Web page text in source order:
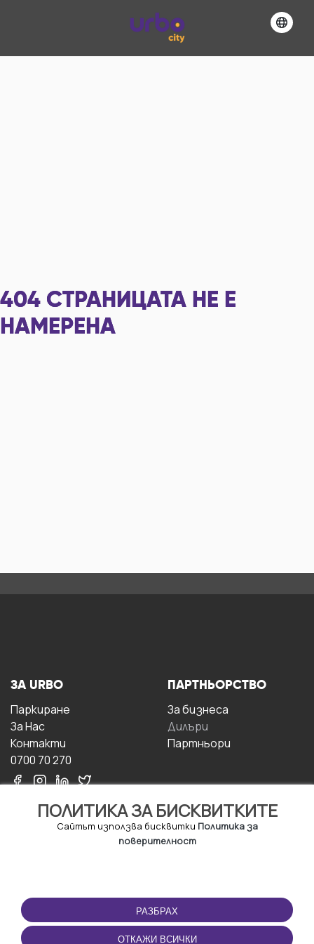
404 СТРАНИЦАТА НЕ Е
НАМЕРЕНА
ПОЛИТИКА ЗА БИСКВИТКИТЕ
Сайтът използва бисквитки Политика за
поверителност
РАЗБРАХ
ОТКАЖИ ВСИЧКИ
ЗА URBO
Паркиране
За Hас
Контакти
0700 70 270
ПАРТНЬОРСТВО
За бизнесa
Дилъри
Партньори
ПОЛЗВАНЕ
Правила и условия за
ползване
ПРИЛОЖЕНИЕТО